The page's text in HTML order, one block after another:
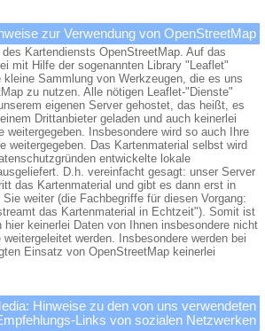
zur Verwendung von OpenStreetMap
Kartendiensts OpenStreetMap. Auf das
mit Hilfe der sogenannten Library "Leaflet"
Sammlung von Werkzeugen, die es uns
zu nutzen. Alle nötigen Leaflet-"Dienste"
eigenen Server gehostet, das heißt, es
Drittanbieter geladen und auch keinerlei
weitergegeben. Insbesondere wird so auch Ihre
weitergegeben. Das Kartenmaterial selbst wird
entwickelte lokale
D.h. vereinfacht gesagt: unser Server
das Kartenmaterial und gibt es dann erst in
weiter (die Fachbegriffe für diesen Vorgang:
das Kartenmaterial in Echtzeit"). Somit ist
keinerlei Daten von Ihnen insbesondere nicht
weitergeleitet werden. Insbesondere werden bei
Einsatz von OpenStreetMap keinerlei
Hinweise zu den von uns verwendeten
Links von sozialen Netzwerken